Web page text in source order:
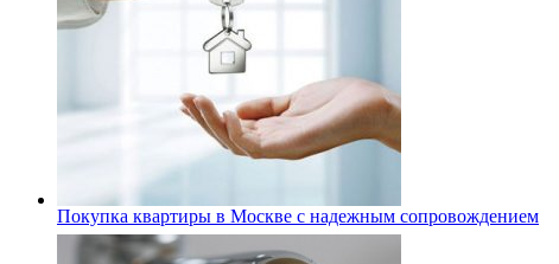
Покупка квартиры в Москве с надежным сопровождением